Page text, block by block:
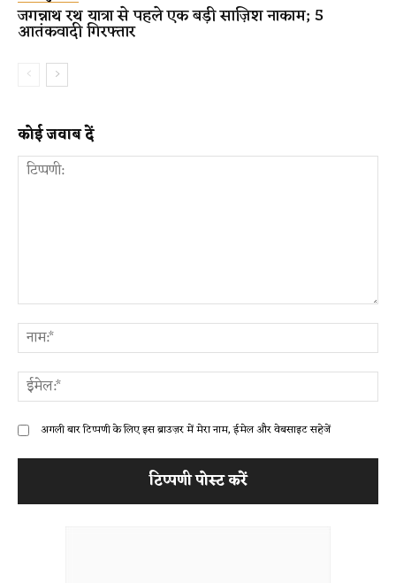
जगन्नाथ रथ यात्रा से पहले एक बड़ी साज़िश नाकाम; 5
आतंकवादी गिरफ्तार
कोई जवाब दें
अगली बार टिप्पणी के लिए इस ब्राउज़र में मेरा नाम, ईमेल और वेबसाइट सहेजें